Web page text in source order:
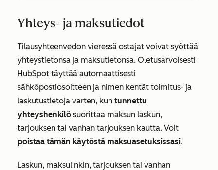
Yhteys- ja maksutiedot
Tilausyhteenvedon vieressä ostajat voivat syöttää
yhteystietonsa ja maksutietonsa. Oletusarvoisesti
HubSpot täyttää automaattisesti
sähköpostiosoitteen ja nimen kentät toimitus- ja
laskutustietoja varten, kun tunnettu
yhteyshenkilö suorittaa maksun laskun,
tarjouksen tai vanhan tarjouksen kautta. Voit
poistaa tämän käytöstä maksuasetuksissasi.
Laskun, maksulinkin, tarjouksen tai vanhan